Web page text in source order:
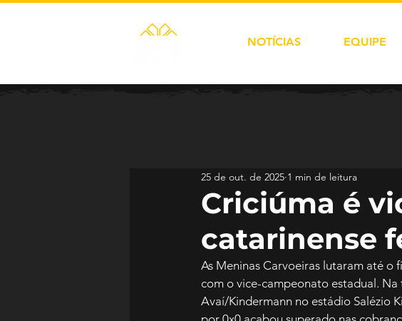
NOTÍCIAS EQUIPE
Criciúma é
catarinense
25 de out. de 2025 1 min de leitura
As Meninas Carvoeiras lutaram até o
com o vice-campeonato estadual.
Avaí/Kindermann no estádio Salézio